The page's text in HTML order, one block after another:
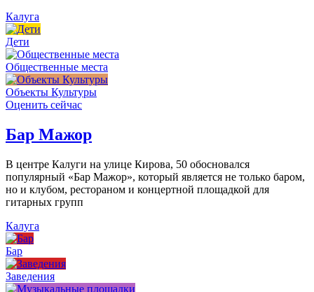
Калуга
Дети
Общественные места
Объекты Культуры
Оценить сейчас
Бар Мажор
В центре Калуги на улице Кирова, 50 обосновался
популярный «Бар Мажор», который является не только баром,
но и клубом, рестораном и концертной площадкой для
гитарных групп
Калуга
Бар
Заведения